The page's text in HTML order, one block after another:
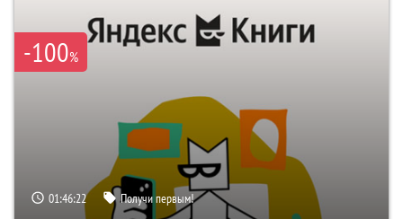
-100%
01:46:22 Получи первым!